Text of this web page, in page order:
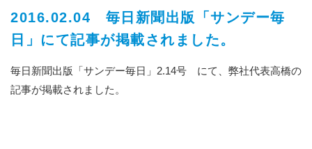
2016.02.04 毎日新聞出版「サンデー毎
日」にて記事が掲載されました。
毎日新聞出版「サンデー毎日」2.14号 にて、弊社代表高橋の
記事が掲載されました。